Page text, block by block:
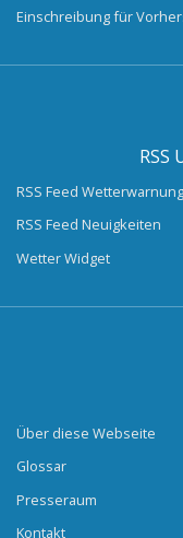
Einschreibung für
RSS
RSS Feed
RSS Feed Neuigkeiten
Wetter Widget
Über diese Webseite
Glossar
Presseraum
Kontakt